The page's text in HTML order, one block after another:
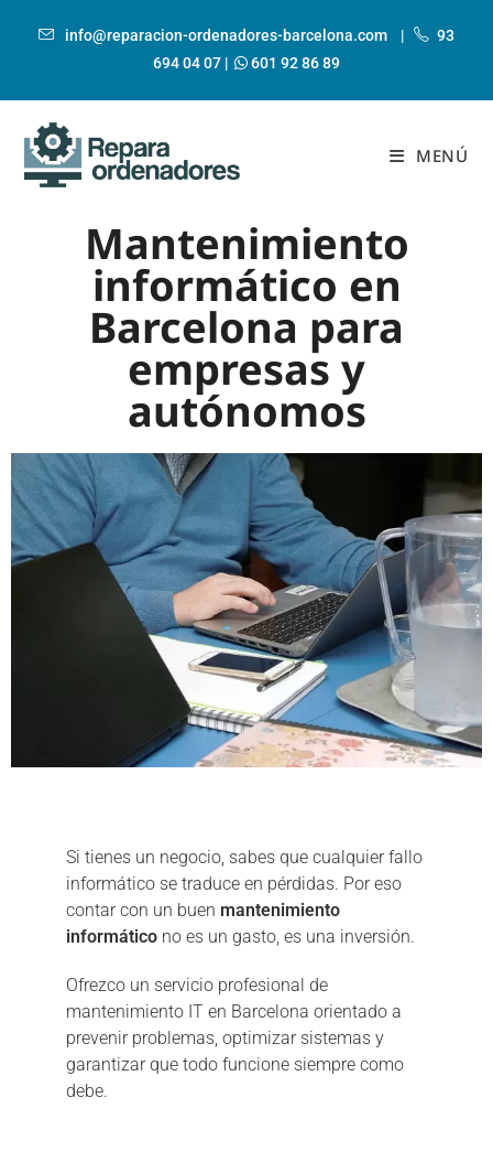
info@reparacion-ordenadores-barcelona.com |
93
694 04 07 | 601 92 86 89
MENÚ
Mantenimiento
informático en
Barcelona para
empresas y
autónomos
Si tienes un negocio, sabes que cualquier fallo
informático se traduce en pérdidas. Por eso
contar con un buen mantenimiento
informático no es un gasto, es una inversión.
Ofrezco un servicio profesional de
mantenimiento IT en Barcelona orientado a
prevenir problemas, optimizar sistemas y
garantizar que todo funcione siempre como
debe.